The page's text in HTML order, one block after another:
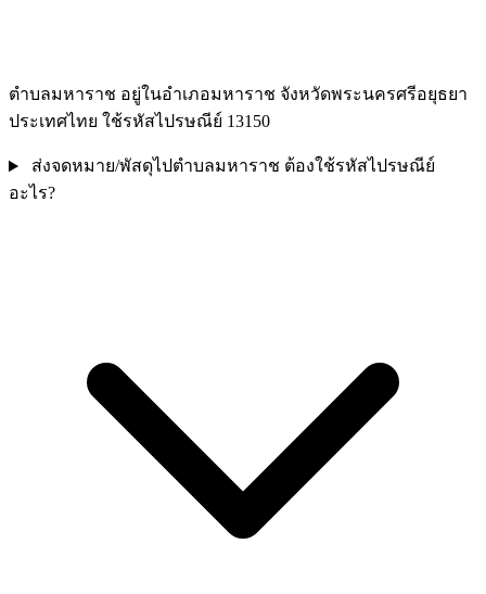
ตำบลมหาราช อยู่ในอำเภอมหาราช จังหวัดพระนครศรีอยุธยา
ประเทศไทย ใช้รหัสไปรษณีย์ 13150
ส่งจดหมาย/พัสดุไปตำบลมหาราช ต้องใช้รหัสไปรษณีย์
อะไร?